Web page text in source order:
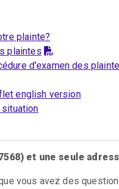
plainte?
plaintes
d'examen des
english version
situation
et une seule
vous avez des